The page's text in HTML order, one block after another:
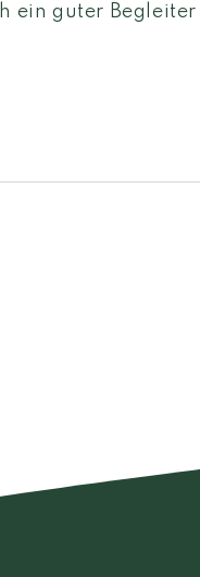
ein guter Begleiter